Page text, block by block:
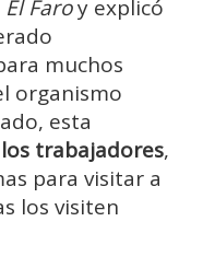
El Faroy explicó
muchos
organismo
esta
trabajadores,
para visitar a
los visiten